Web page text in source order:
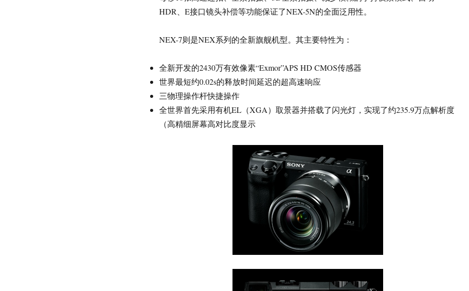
HDR、E接口镜头补偿等功能保证了NEX-5N的全面泛用性。
NEX-7则是NEX系列的全新旗舰机型。其主要特性为：
全新开发的2430万有效像素“Exmor”APS HD CMOS传感器
世界最短约0.02s的释放时间延迟的超高速响应
三物理操作杆快捷操作
全世界首先采用有机EL（XGA）取景器并搭载了闪光灯，实现了约235.9万点解析度
（高精细屏幕高对比度显示